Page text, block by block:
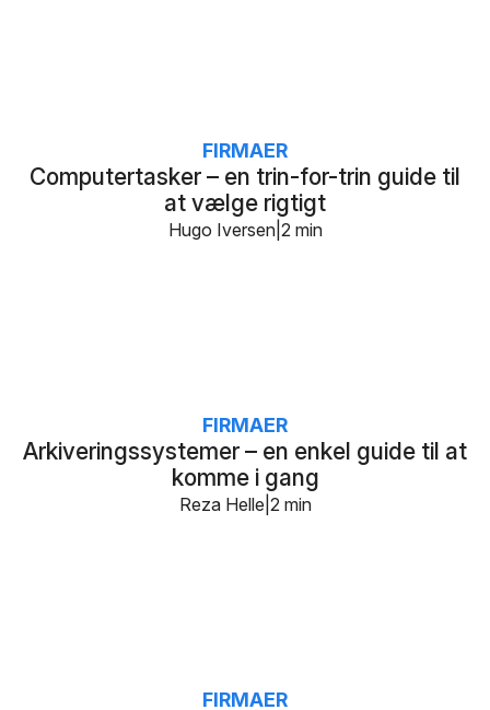
Computertasker – en trin-for-trin guide til
at vælge rigtigt
FIRMAER
2 min
Hugo Iversen
Arkiveringssystemer – en enkel guide til at
komme i gang
FIRMAER
2 min
Reza Helle
FIRMAER